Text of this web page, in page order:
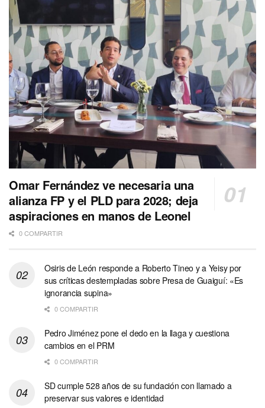
Omar Fernández ve necesaria una
alianza FP y el PLD para 2028; deja
aspiraciones en manos de Leonel
0 COMPARTIR
Osiris de León responde a Roberto Tineo y a Yeisy por
sus críticas destempladas sobre Presa de Guaiguí: «Es
ignorancia supina»
0 COMPARTIR
Pedro Jiménez pone el dedo en la llaga y cuestiona
cambios en el PRM
0 COMPARTIR
SD cumple 528 años de su fundación con llamado a
preservar sus valores e identidad